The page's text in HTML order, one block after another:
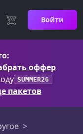
Войти
оффер
SUMMER26
пакетов